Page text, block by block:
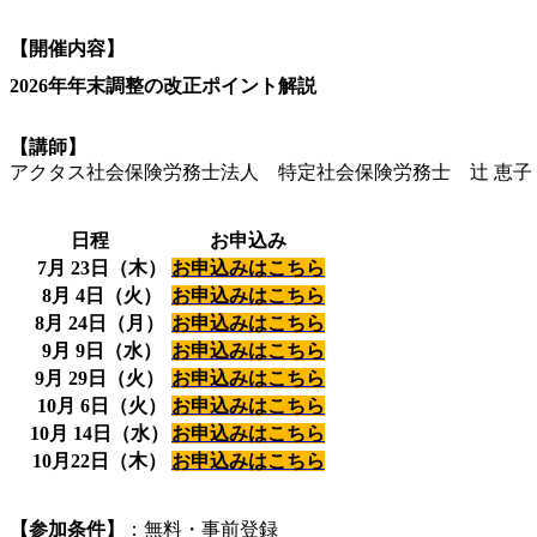
【開催内容】
2026年年末調整の改正ポイント解説
【講師】
アクタス社会保険労務士法人 特定社会保険労務士 辻 恵子
日程
お申込み
7月 23日（木）
お申込みはこちら
8月 4日（火）
お申込みはこちら
8月 24日（月）
お申込みはこちら
9月 9日（水）
お申込みはこちら
9月 29日（火）
お申込みはこちら
10月 6日（火）
お申込みはこちら
10月 14日（水）
お申込みはこちら
10月22日（木）
お申込みはこちら
【参加条件】 ：無料・事前登録